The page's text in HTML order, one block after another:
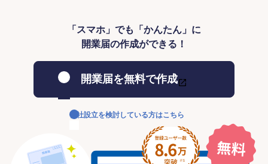
「スマホ」でも「かんたん」に
開業届の作成ができる！
開業届を無料で作成
会社設立を検討している方はこちら